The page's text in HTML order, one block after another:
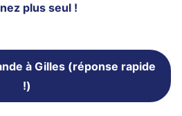
plus seul !
à Gilles (réponse rapide
!)